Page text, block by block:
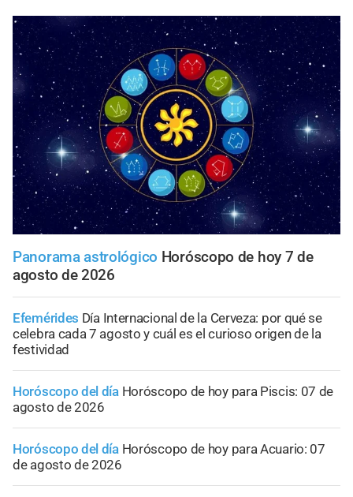
Panorama astrológico Horóscopo de hoy 7 de
agosto de 2026
Efemérides Día Internacional de la Cerveza: por qué se
celebra cada 7 agosto y cuál es el curioso origen de la
festividad
Horóscopo del día Horóscopo de hoy para Piscis: 07 de
agosto de 2026
Horóscopo del día Horóscopo de hoy para Acuario: 07
de agosto de 2026